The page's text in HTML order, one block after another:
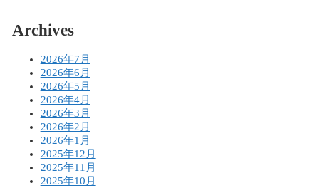
Archives
2026年7月
2026年6月
2026年5月
2026年4月
2026年3月
2026年2月
2026年1月
2025年12月
2025年11月
2025年10月